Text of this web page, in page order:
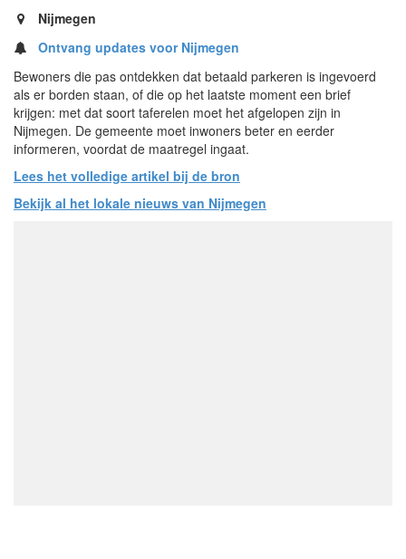
Nijmegen
Ontvang updates voor Nijmegen
Bewoners die pas ontdekken dat betaald parkeren is ingevoerd
als er borden staan, of die op het laatste moment een brief
krijgen: met dat soort taferelen moet het afgelopen zijn in
Nijmegen. De gemeente moet inwoners beter en eerder
informeren, voordat de maatregel ingaat.
Lees het volledige artikel bij de bron
Bekijk al het lokale nieuws van Nijmegen